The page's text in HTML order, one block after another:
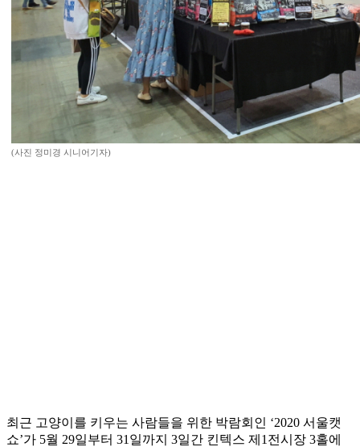
(사진 정미경 시니어기자)
최근 고양이를 키우는 사람들을 위한 박람회인 ‘2020 서울캣
쇼’가 5월 29일부터 31일까지 3일간 킨텍스 제1전시장 3홀에